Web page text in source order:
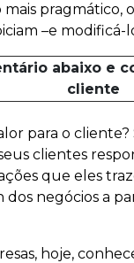
pragmático,
–e modificá-
abaixo e
cliente
para o cliente?
clientes
que eles
negócios a
hoje,